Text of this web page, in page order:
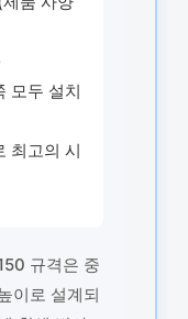
모두 설치
최고의 시
규격은 중
이로 설계되